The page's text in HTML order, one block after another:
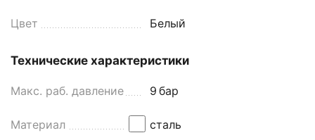
Цвет Белый
Технические характеристики
Макс. раб. давление 9 бар
Материал сталь